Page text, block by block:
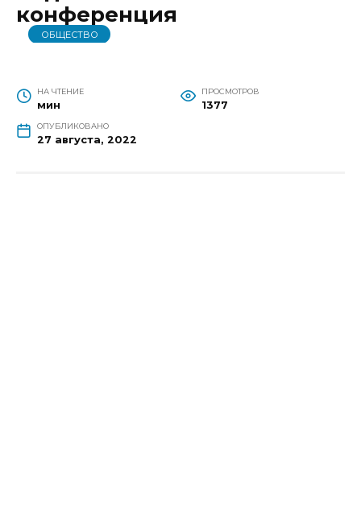
конференция
ОБЩЕСТВО
НА ЧТЕНИЕ
мин
ПРОСМОТРОВ
1377
ОПУБЛИКОВАНО
27 августа, 2022